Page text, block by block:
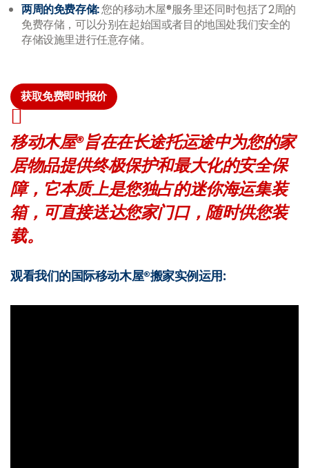
两周的免费存储:您的移动木屋®服务里还同时包括了2周的
免费存储，可以分别在起始国或者目的地国处我们安全的
存储设施里进行任意存储。
获取免费即时报价
移动木屋®旨在在长途托运途中为您的家
居物品提供终极保护和最大化的安全保
障，它本质上是您独占的迷你海运集装
箱，可直接送达您家门口，随时供您装
载。
观看我们的国际移动木屋®搬家实例运用: